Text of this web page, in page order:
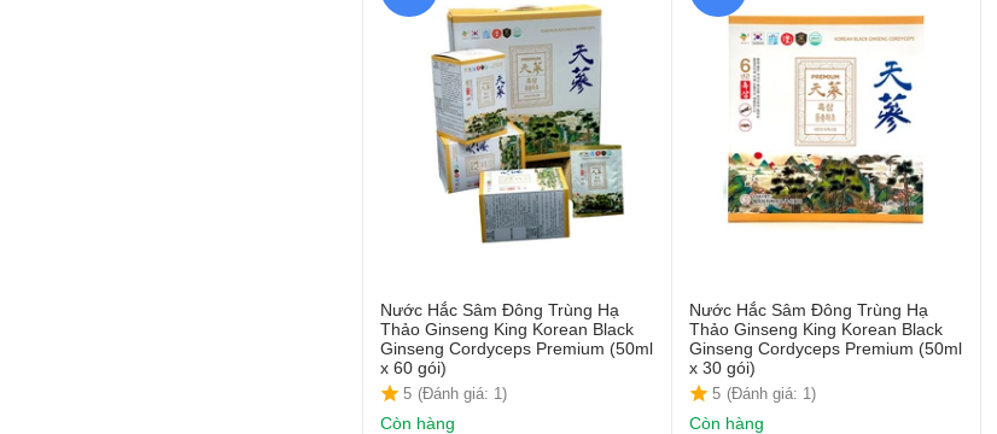
Nước Hắc Sâm Đông Trùng Hạ
Thảo Ginseng King Korean Black
Ginseng Cordyceps Premium (50ml
x 60 gói)
5 (Đánh giá: 1)
Còn hàng
Nước Hắc Sâm Đông Trùng Hạ
Thảo Ginseng King Korean Black
Ginseng Cordyceps Premium (50ml
x 30 gói)
5 (Đánh giá: 1)
Còn hàng